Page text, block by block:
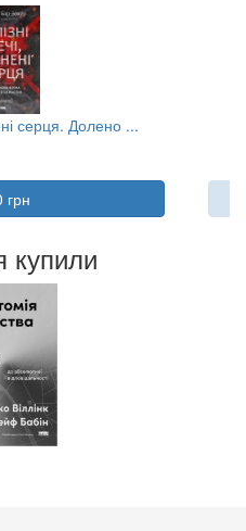
серця. Долено ...
грн
купили